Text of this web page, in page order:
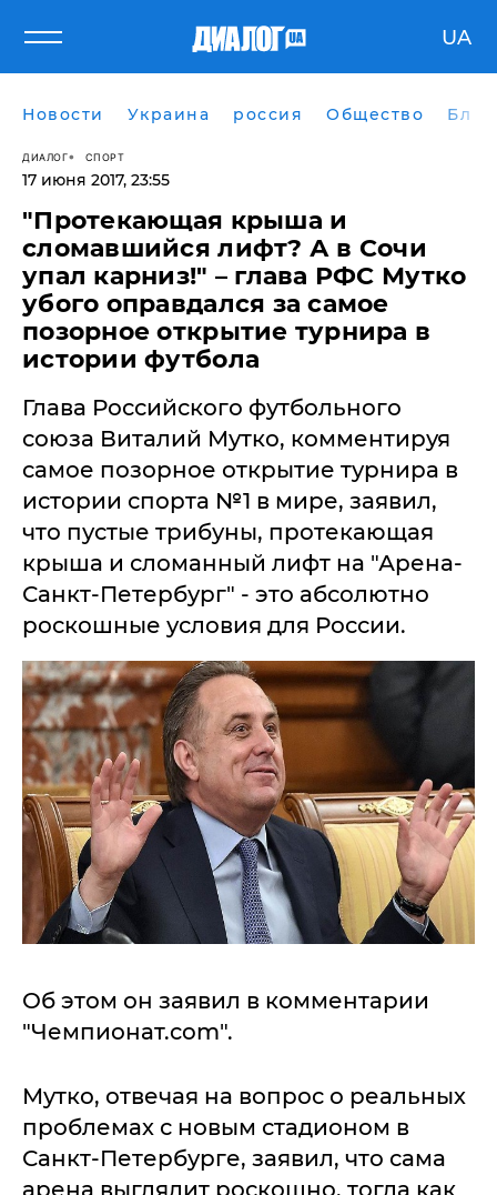
UA
Новости Украина россия Общество
ДИАЛОГ СПОРТ
17 июня 2017, 23:55
"Протекающая крыша и
сломавшийся лифт? А в Сочи
упал карниз!" – глава РФС Мутко
убого оправдался за самое
позорное открытие турнира в
истории футбола
Глава Российского футбольного
союза Виталий Мутко, комментируя
самое позорное открытие турнира в
истории спорта №1 в мире, заявил,
что пустые трибуны, протекающая
крыша и сломанный лифт на "Арена-
Санкт-Петербург" - это абсолютно
роскошные условия для России.
Об этом он заявил в комментарии
"Чемпионат.com".
Мутко, отвечая на вопрос о реальных
проблемах с новым стадионом в
Санкт-Петербурге, заявил, что сама
арена выглядит роскошно, тогда как